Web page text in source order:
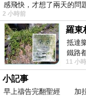
感飛快，才想了兩天的問
2 小時前
羅東
抵達
鐵路
但因
11 小
小記事
早上禱告完翻聖經 加